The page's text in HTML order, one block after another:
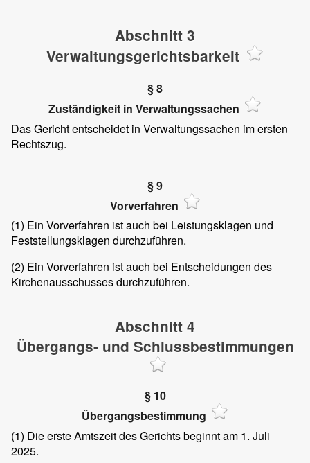
Abschnitt 3
Verwaltungsgerichtsbarkeit
§ 8
Zuständigkeit in Verwaltungssachen
Das Gericht entscheidet in Verwaltungssachen im ersten
Rechtszug.
§ 9
Vorverfahren
(1) Ein Vorverfahren ist auch bei Leistungsklagen und
Feststellungsklagen durchzuführen.
(2) Ein Vorverfahren ist auch bei Entscheidungen des
Kirchenausschusses durchzuführen.
Abschnitt 4
Übergangs- und Schlussbestimmungen
§ 10
Übergangsbestimmung
(1) Die erste Amtszeit des Gerichts beginnt am 1. Juli
2025.